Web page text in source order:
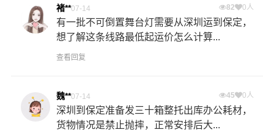
褚**07-14 82 0人
有一批不可倒置舞台灯需要从深圳运到保定，
想了解这条线路最低起运价怎么计算...
查看回复
魏**07-14 45 0人
深圳到保定准备发三十箱整托出库办公耗材，
货物情况是禁止抛摔，正常安排后大...